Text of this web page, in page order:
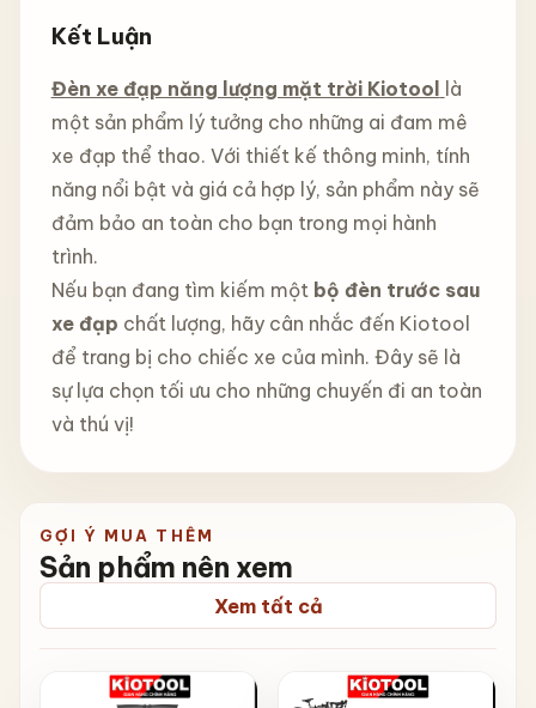
Kết Luận
Đèn xe đạp năng lượng mặt trời Kiotool
là
một sản phẩm lý tưởng cho những ai đam mê
xe đạp thể thao. Với thiết kế thông minh, tính
năng nổi bật và giá cả hợp lý, sản phẩm này sẽ
đảm bảo an toàn cho bạn trong mọi hành
trình.
Nếu bạn đang tìm kiếm một bộ đèn trước sau
xe đạp chất lượng, hãy cân nhắc đến Kiotool
để trang bị cho chiếc xe của mình. Đây sẽ là
sự lựa chọn tối ưu cho những chuyến đi an toàn
và thú vị!
GỢI Ý MUA THÊM
Sản phẩm nên xem
Xem tất cả